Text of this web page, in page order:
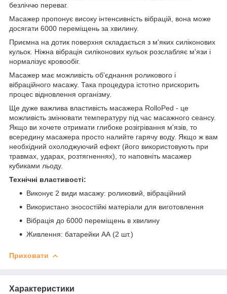
безліччю переваг.
Масажер пропонує високу інтенсивність вібрацій, вона може
досягати 6000 переміщень за хвилину.
Приємна на дотик поверхня складається з м'яких силіконових
кульок. Ніжна вібрація силіконових кульок розслабляє м'язи і
нормалізує кровообіг.
Масажер має можливість об'єднання роликового і
вібраційного масажу. Така процедура істотно прискорить
процес відновлення організму.
Ще дуже важлива властивість масажера RolloPed - це
можливість змінювати температуру під час масажного сеансу.
Якщо ви хочете отримати глибоке розігрівання м'язів, то
всередину масажера просто налийте гарячу воду. Якщо ж вам
необхідний охолоджуючий ефект (його використовують при
травмах, ударах, розтягненнях), то наповніть масажер
кубиками льоду.
Технічні властивості:
Виконує 2 види масажу: роликовий, вібраційний
Використано зносостійкі матеріали для виготовлення
Вібрація до 6000 переміщень в хвилину
Живлення: батарейки АА (2 шт.)
Приховати
Характеристики